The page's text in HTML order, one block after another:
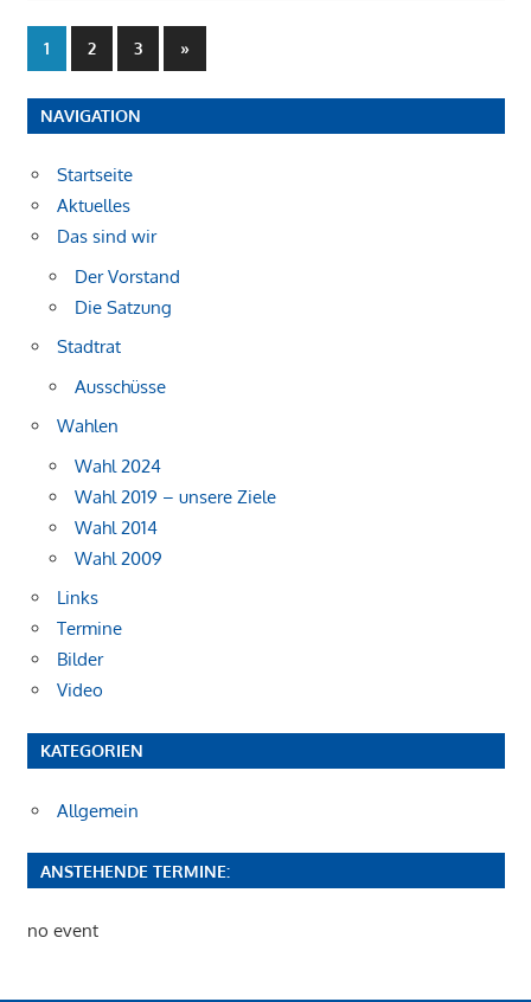
Seitennummerierung
der
Beiträge
1 2 3
Nächste
Beiträge
»
NAVIGATION
Startseite
Aktuelles
Das sind wir
Der Vorstand
Die Satzung
Stadtrat
Ausschüsse
Wahlen
Wahl 2024
Wahl 2019 – unsere Ziele
Wahl 2014
Wahl 2009
Links
Termine
Bilder
Video
KATEGORIEN
Allgemein
ANSTEHENDE TERMINE:
no event